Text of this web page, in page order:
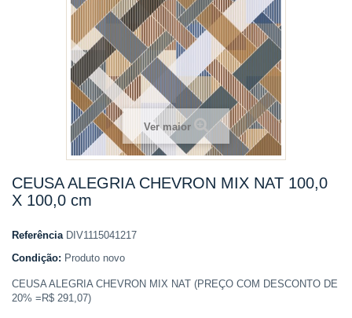
Ver maior
CEUSA ALEGRIA CHEVRON MIX NAT 100,0
X 100,0 cm
Referência DIV1115041217
Condição: Produto novo
CEUSA ALEGRIA CHEVRON MIX NAT (PREÇO COM DESCONTO DE
20% =R$ 291,07)